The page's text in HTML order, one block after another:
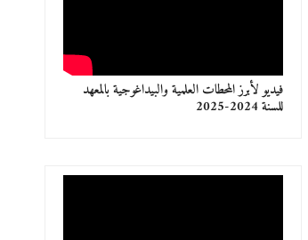
فيديو لأبرز المحطات العلمية والبيداغوجية بالمعهد
للسنة 2024-2025